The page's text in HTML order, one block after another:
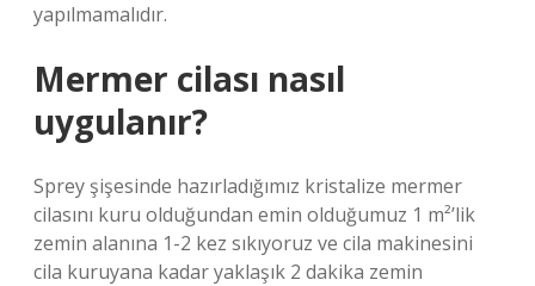
yapılmamalıdır.
Mermer cilası nasıl
uygulanır?
Sprey şişesinde hazırladığımız kristalize mermer
cilasını kuru olduğundan emin olduğumuz 1 m²’lik
zemin alanına 1-2 kez sıkıyoruz ve cila makinesini
cila kuruyana kadar yaklaşık 2 dakika zemin